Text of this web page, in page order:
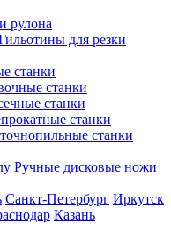
рулона
для резки
станки
станки
станки
станки
станки
Ручные дисковые ножи
Санкт-Петербург Иркутск
Казань